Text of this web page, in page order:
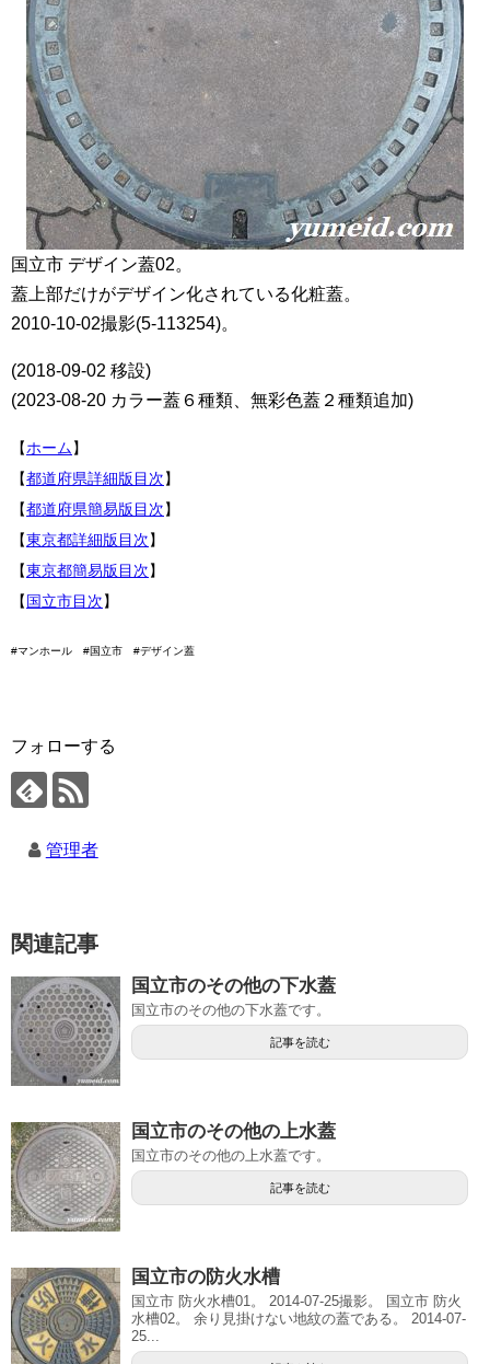
国立市 デザイン蓋02。
蓋上部だけがデザイン化されている化粧蓋。
2010-10-02撮影(5-113254)。
(2018-09-02 移設)
(2023-08-20 カラー蓋６種類、無彩色蓋２種類追加)
【ホーム】
【都道府県詳細版目次】
【都道府県簡易版目次】
【東京都詳細版目次】
【東京都簡易版目次】
【国立市目次】
#マンホール #国立市 #デザイン蓋
フォローする
管理者
関連記事
国立市のその他の下水蓋
国立市のその他の下水蓋です。
記事を読む
国立市のその他の上水蓋
国立市のその他の上水蓋です。
記事を読む
国立市の防火水槽
国立市 防火水槽01。 2014-07-25撮影。 国立市 防火
水槽02。 余り見掛けない地紋の蓋である。 2014-07-
25...